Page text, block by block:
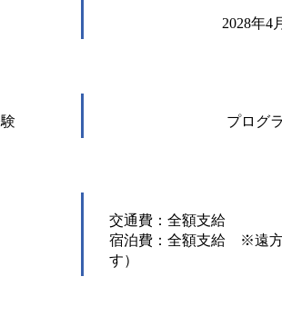
2028年4
プログ
交通費：全額支給
宿泊費：全額支給 ※遠方
す）